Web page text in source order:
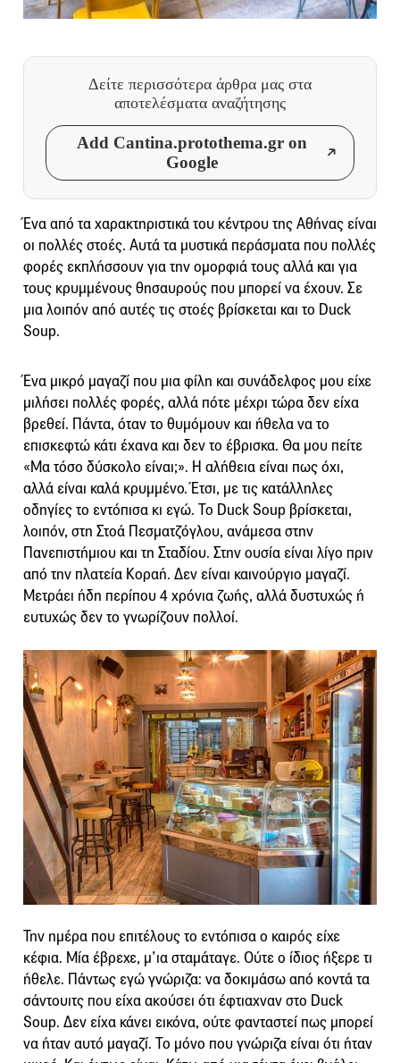
Δείτε περισσότερα άρθρα μας στα
αποτελέσματα αναζήτησης
Add Cantina.protothema.gr on
Google
Ένα από τα χαρακτηριστικά του κέντρου της Αθήνας είναι
οι πολλές στοές. Αυτά τα μυστικά περάσματα που πολλές
φορές εκπλήσσουν για την ομορφιά τους αλλά και για
τους κρυμμένους θησαυρούς που μπορεί να έχουν. Σε
μια λοιπόν από αυτές τις στοές βρίσκεται και το Duck
Soup.
Ένα μικρό μαγαζί που μια φίλη και συνάδελφος μου είχε
μιλήσει πολλές φορές, αλλά πότε μέχρι τώρα δεν είχα
βρεθεί. Πάντα, όταν το θυμόμουν και ήθελα να το
επισκεφτώ κάτι έχανα και δεν το έβρισκα. Θα μου πείτε
«Μα τόσο δύσκολο είναι;». Η αλήθεια είναι πως όχι,
αλλά είναι καλά κρυμμένο. Έτσι, με τις κατάλληλες
οδηγίες το εντόπισα κι εγώ. Το Duck Soup βρίσκεται,
λοιπόν, στη Στοά Πεσματζόγλου, ανάμεσα στην
Πανεπιστήμιου και τη Σταδίου. Στην ουσία είναι λίγο πριν
από την πλατεία Κοραή. Δεν είναι καινούργιο μαγαζί.
Μετράει ήδη περίπου 4 χρόνια ζωής, αλλά δυστυχώς ή
ευτυχώς δεν το γνωρίζουν πολλοί.
Την ημέρα που επιτέλους το εντόπισα ο καιρός είχε
κέφια. Μία έβρεχε, μ’ια σταμάταγε. Ούτε ο ίδιος ήξερε τι
ήθελε. Πάντως εγώ γνώριζα: να δοκιμάσω από κοντά τα
σάντουιτς που είχα ακούσει ότι έφτιαχναν στο Duck
Soup. Δεν είχα κάνει εικόνα, ούτε φανταστεί πως μπορεί
να ήταν αυτό μαγαζί. Το μόνο που γνώριζα είναι ότι ήταν